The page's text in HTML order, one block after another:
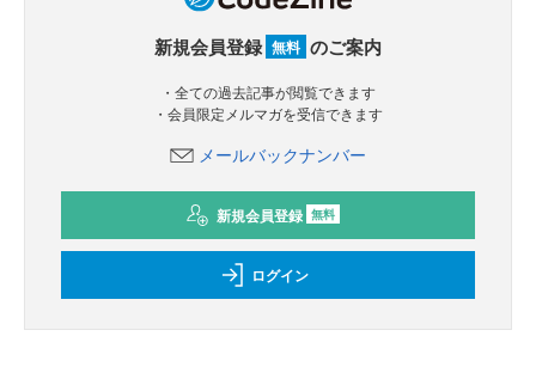
新規会員登録 無料 のご案内
・全ての過去記事が閲覧できます
・会員限定メルマガを受信できます
メールバックナンバー
新規会員登録 無料
ログイン